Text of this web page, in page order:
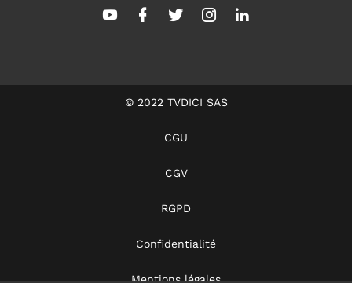
© 2022 TVDICI SAS
CGU
CGV
RGPD
Confidentialité
Mentions légales